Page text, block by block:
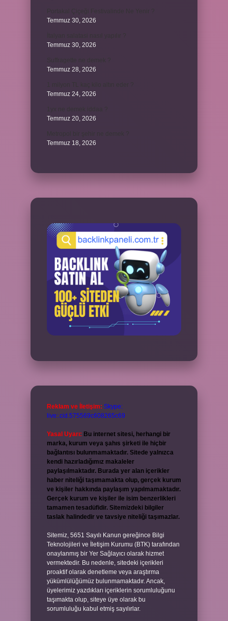
Temmuz 30, 2026
Temmuz 30, 2026
Temmuz 28, 2026
Temmuz 24, 2026
Temmuz 20, 2026
Temmuz 18, 2026
Reklam ve İletişim: Skype:
live:.cid.575569c608265c69
Yasal Uyarı: Bu internet sitesi, herhangi bir
marka, kurum veya şahıs şirketi ile hiçbir
bağlantısı bulunmamaktadır. Sitede yalnızca
kendi hazırladığımız makaleler
paylaşılmaktadır. Burada yer alan içerikler
haber niteliği taşımamakta olup, gerçek kurum
ve kişiler hakkında paylaşım yapılmamaktadır.
Gerçek kurum ve kişiler ile isim benzerlikleri
tamamen tesadüfidir. Sitemizdeki bilgiler
taslak halindedir ve tavsiye niteliği taşımazlar.
Sitemiz, 5651 Sayılı Kanun gereğince Bilgi
Teknolojileri ve İletişim Kurumu (BTK) tarafından
onaylanmış bir Yer Sağlayıcı olarak hizmet
vermektedir. Bu nedenle, sitedeki içerikleri
proaktif olarak denetleme veya araştırma
yükümlülüğümüz bulunmamaktadır. Ancak,
üyelerimiz yazdıkları içeriklerin sorumluluğunu
taşımakta olup, siteye üye olarak bu
sorumluluğu kabul etmiş sayılırlar.